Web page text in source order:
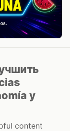
y
content